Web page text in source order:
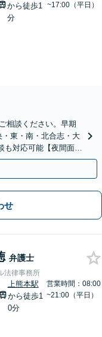
から徒歩1
分
~17:00（平日）
相談ください。早期
東・南・北合志・大
も対応可能【夜間面談
せ
弁護士
法律事務所
上熊本駅
から徒歩1
0分
営業時間：08:00
~21:00（平日）